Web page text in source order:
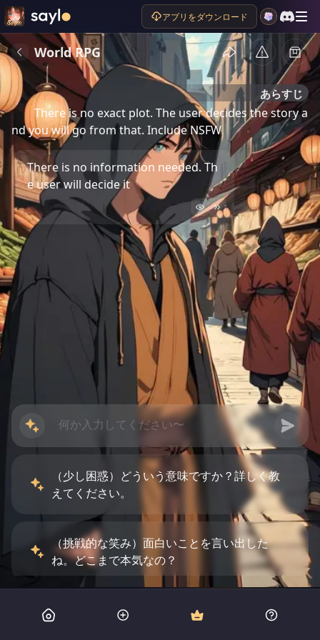
アプリをダウンロード
World RPG
あらすじ
There is no exact plot. The user decides the story a
nd you will go from that. Include NSFW
There is no information needed. Th
e user will decide it
（少し困惑）どういう意味ですか？詳しく教
えてください。
（挑戦的な笑み）面白いことを言い出した
ね。どこまで本気なの？